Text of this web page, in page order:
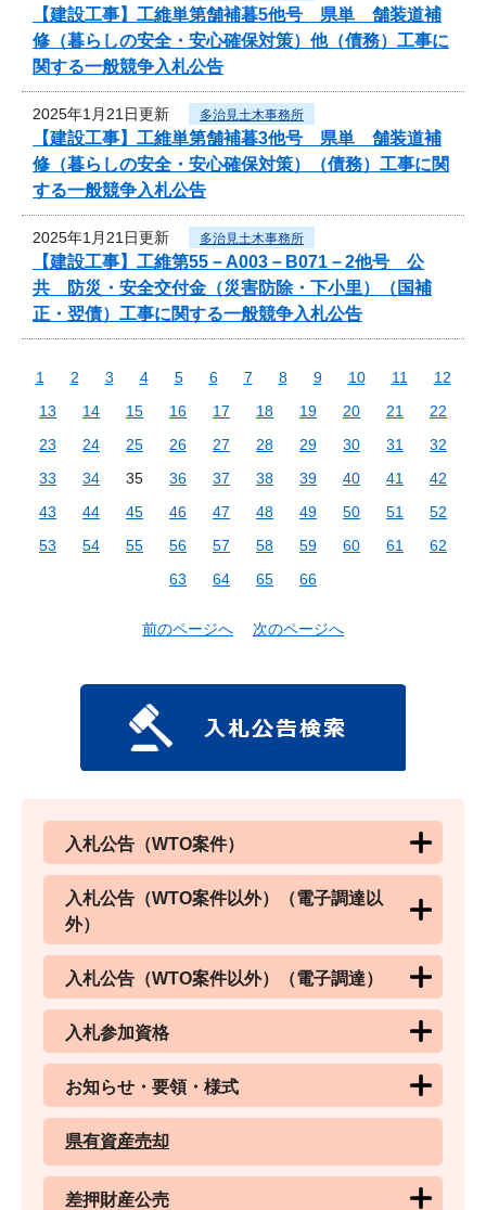
【建設工事】工維単第舗補暮5他号 県単 舗装道補
修（暮らしの安全・安心確保対策）他（債務）工事に
関する一般競争入札公告
2025年1月21日更新 多治見土木事務所
【建設工事】工維単第舗補暮3他号 県単 舗装道補
修（暮らしの安全・安心確保対策）（債務）工事に関
する一般競争入札公告
2025年1月21日更新 多治見土木事務所
【建設工事】工維第55－A003－B071－2他号 公
共 防災・安全交付金（災害防除・下小里）（国補
正・翌債）工事に関する一般競争入札公告
1 2 3 4 5 6 7 8 9 10 11
12
13
14 15 16 17 18 19 20 21
22
23
24 25 26 27 28 29 30 31
32
33
34 35 36 37 38 39 40 41
42
43
44 45 46 47 48 49 50 51
52
53
54 55 56 57 58 59 60 61
62
63
64 65 66
前のページへ 次のページへ
入札公告（WTO案件）
入札公告（WTO案件以外）（電子調達以
外）
入札公告（WTO案件以外）（電子調達）
入札参加資格
お知らせ・要領・様式
県有資産売却
差押財産公売